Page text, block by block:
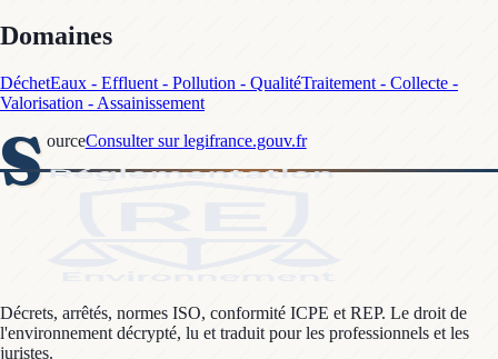
Domaines
DéchetEaux - Effluent - Pollution - QualitéTraitement - Collecte -
Valorisation - Assainissement
S ourceConsulter sur legifrance.gouv.fr
Décrets, arrêtés, normes ISO, conformité ICPE et REP. Le droit de
l'environnement décrypté, lu et traduit pour les professionnels et les
juristes.